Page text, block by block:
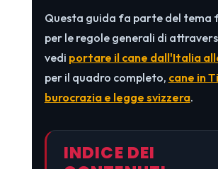
Questa guida fa parte del tema
per le regole generali di
vedi portare il cane dall'Italia
per il quadro completo, cane in
burocrazia e legge svizzera.
INDICE DEI